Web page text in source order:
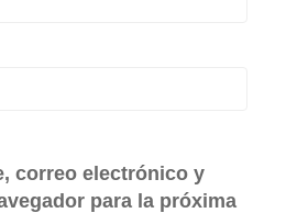
correo electrónico y
para la próxima